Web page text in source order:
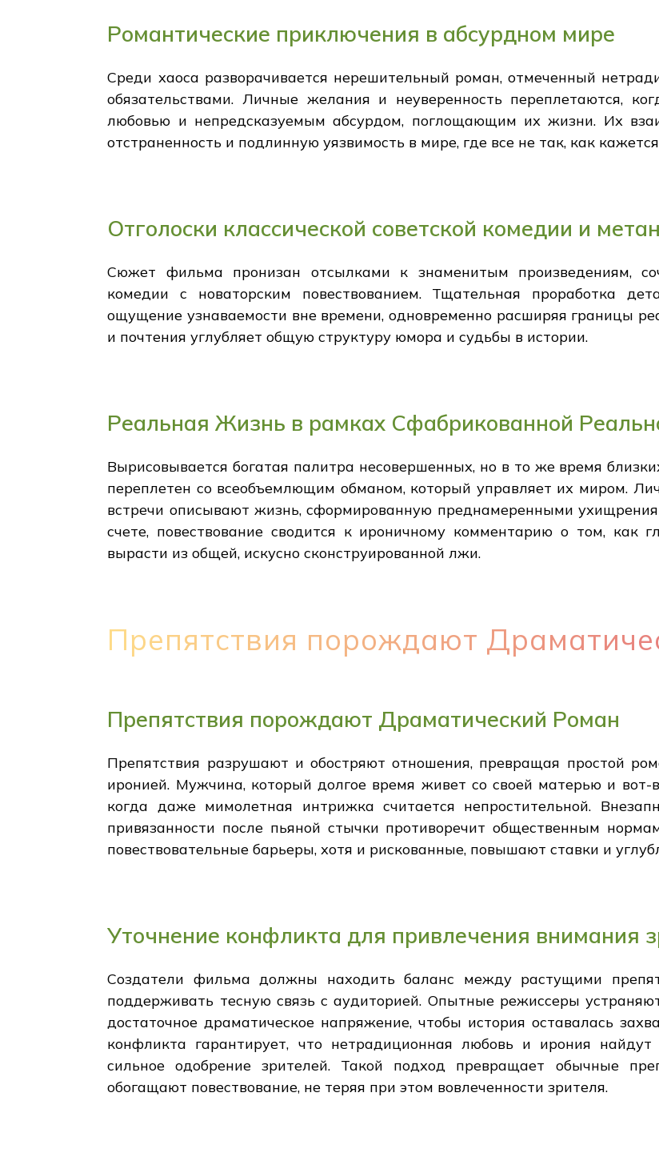
Романтические приключения в абсурдном мире
Среди хаоса разворачивается нерешительный роман, отмеченный
обязательствами. Личные желания и неуверенность переплетаются,
любовью и непредсказуемым абсурдом, поглощающим их жизни. Их
отстраненность и подлинную уязвимость в мире, где все не так, как
Отголоски классической советской комедии и
Сюжет фильма пронизан отсылками к знаменитым произведениям,
комедии с новаторским повествованием. Тщательная проработка
ощущение узнаваемости вне времени, одновременно расширяя границы
и почтения углубляет общую структуру юмора и судьбы в истории.
Реальная Жизнь в рамках Сфабрикованной
Вырисовывается богатая палитра несовершенных, но в то же время
переплетен со всеобъемлющим обманом, который управляет их миром.
встречи описывают жизнь, сформированную преднамеренными
счете, повествование сводится к ироничному комментарию о том, как
вырасти из общей, искусно сконструированной лжи.
Препятствия порождают
Препятствия порождают Драматический Роман
Препятствия разрушают и обостряют отношения, превращая простой
иронией. Мужчина, который долгое время живет со своей матерью и вот-
когда даже мимолетная интрижка считается непростительной.
привязанности после пьяной стычки противоречит общественным
повествовательные барьеры, хотя и рискованные, повышают ставки и
Уточнение конфликта для привлечения внимания
Создатели фильма должны находить баланс между растущими
поддерживать тесную связь с аудиторией. Опытные режиссеры
достаточное драматическое напряжение, чтобы история оставалась
конфликта гарантирует, что нетрадиционная любовь и ирония
сильное одобрение зрителей. Такой подход превращает обычные
обогащают повествование, не теряя при этом вовлеченности зрителя.